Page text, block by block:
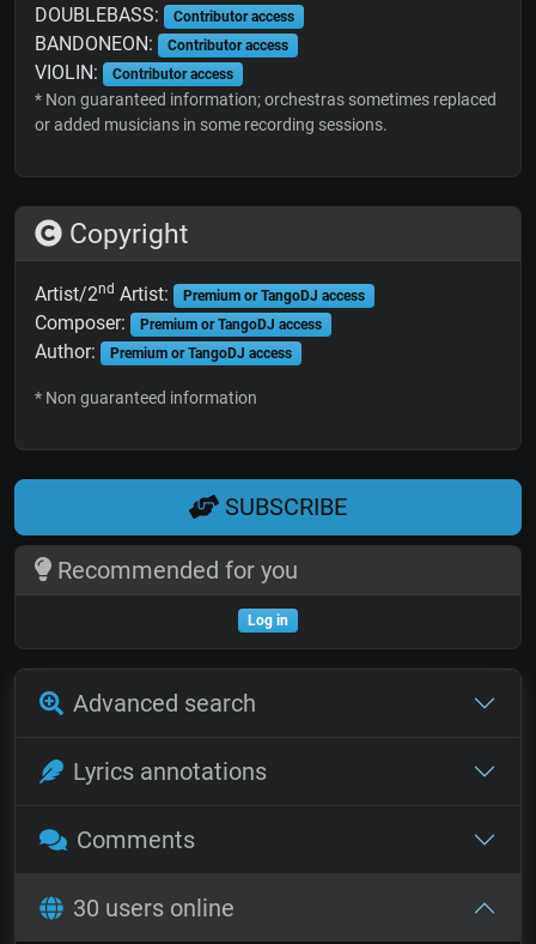
DOUBLEBASS: Contributor access
BANDONEON: Contributor access
VIOLIN: Contributor access
* Non guaranteed information; orchestras sometimes replaced
or added musicians in some recording sessions.
Copyright
Artist/2nd Artist: Premium or TangoDJ access
Composer: Premium or TangoDJ access
Author: Premium or TangoDJ access
* Non guaranteed information
SUBSCRIBE
Recommended for you
Log in
Advanced search
Lyrics annotations
Comments
30 users online